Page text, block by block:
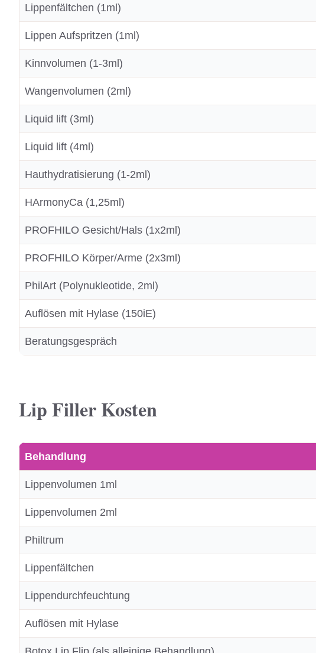
Lippenfältchen (1ml)
Lippen Aufspritzen (1ml)
Kinnvolumen (1-3ml)
Wangenvolumen (2ml)
Liquid lift (3ml)
Liquid lift (4ml)
Hauthydratisierung (1-2ml)
HArmonyCa (1,25ml)
PROFHILO Gesicht/Hals (1x2ml)
PROFHILO Körper/Arme (2x3ml)
PhilArt (Polynukleotide, 2ml)
Auflösen mit Hylase (150iE)
Beratungsgespräch
Lip Filler Kosten
Behandlung
Lippenvolumen 1ml
Lippenvolumen 2ml
Philtrum
Lippenfältchen
Lippendurchfeuchtung
Auflösen mit Hylase